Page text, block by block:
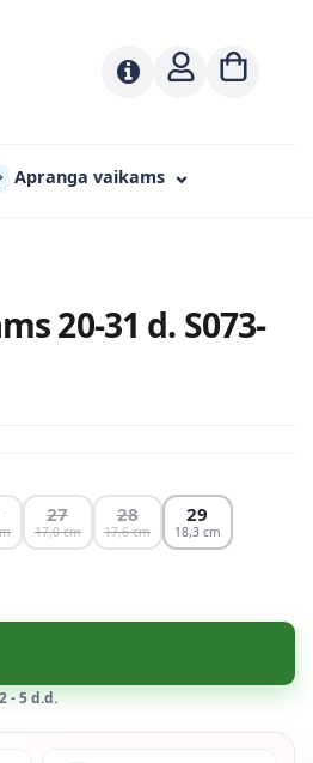
Apranga vaikams
20-31 d. S073-
27
17,0
28
17,6
29
18,3
- 5 d.d.